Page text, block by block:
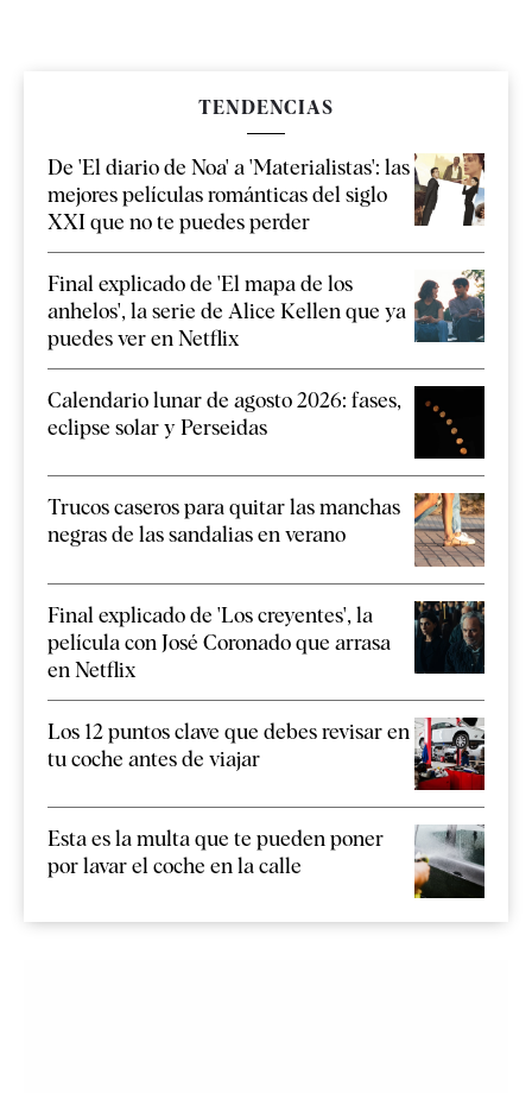
TENDENCIAS
De 'El diario de Noa' a 'Materialistas': las
mejores películas románticas del siglo
XXI que no te puedes perder
Final explicado de 'El mapa de los
anhelos', la serie de Alice Kellen que ya
puedes ver en Netflix
Calendario lunar de agosto 2026: fases,
eclipse solar y Perseidas
Trucos caseros para quitar las manchas
negras de las sandalias en verano
Final explicado de 'Los creyentes', la
película con José Coronado que arrasa
en Netflix
Los 12 puntos clave que debes revisar en
tu coche antes de viajar
Esta es la multa que te pueden poner
por lavar el coche en la calle